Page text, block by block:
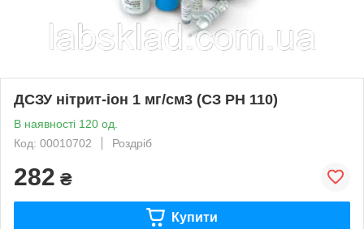
ДСЗУ нітрит-іон 1 мг/см3 (СЗ РН 110)
В наявності 120 од.
Код: 00010702
Роздріб
282 ₴
Купити